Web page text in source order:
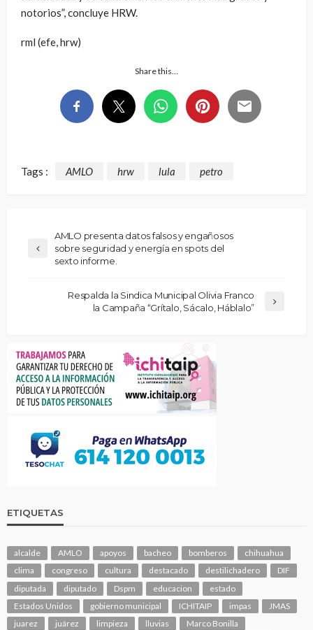
notorios”, concluye HRW.
rml (efe, hrw)
Share this…
Tags : AMLO hrw lula petro
AMLO presenta datos falsos y engañosos
sobre seguridad y energía en spots del
sexto informe.
Respalda la Sindica Municipal Olivia Franco
la Campaña “Grítalo, Sácalo, Háblalo”
ETIQUETAS
alcalde AMLO apoyos bacheo bomberos
chihuahua
clima
congreso cultura destacado destilichadero
DIF
diputada
diputado Dspm educacion
estado
Estados Unidos
gobierno municipal ICHITAIP impas
JMAS
juarez
juárez limpieza lluvias
Marco Bonilla